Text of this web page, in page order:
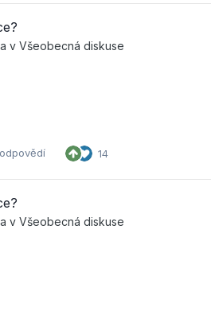
v Všeobecná diskuse
14
v Všeobecná diskuse